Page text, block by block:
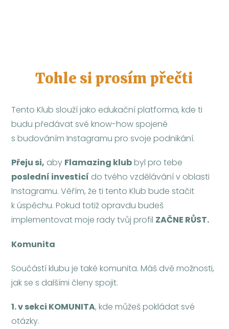
Tohle si prosím přečti
Tento Klub slouží jako edukační platforma, kde ti
budu předávat své know-how spojené
s budováním Instagramu pro svoje podnikání.
Přeju si, aby Flamazing klubbyl pro tebe
poslední investicí do tvého vzdělávání v oblasti
Instagramu. Věřím, že ti tento Klub bude stačit
k úspěchu. Pokud totiž opravdu budeš
implementovat moje rady tvůj profil ZAČNE RŮST.
Komunita
Součástí klubu je také komunita. Máš dvě možnosti,
jak se s dalšími členy spojit.
1. v sekci KOMUNITA, kde můžeš pokládat své
otázky.